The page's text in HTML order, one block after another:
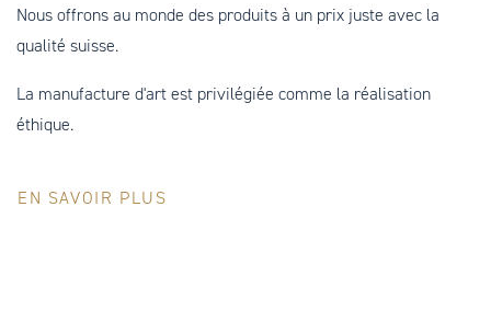
Nous offrons au monde des produits à un prix juste avec la
qualité suisse.
La manufacture d'art est privilégiée comme la réalisation
éthique.
EN SAVOIR PLUS